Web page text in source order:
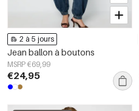
2 à 5 jours
Jean ballon à boutons
MSRP €69,99
€24,95